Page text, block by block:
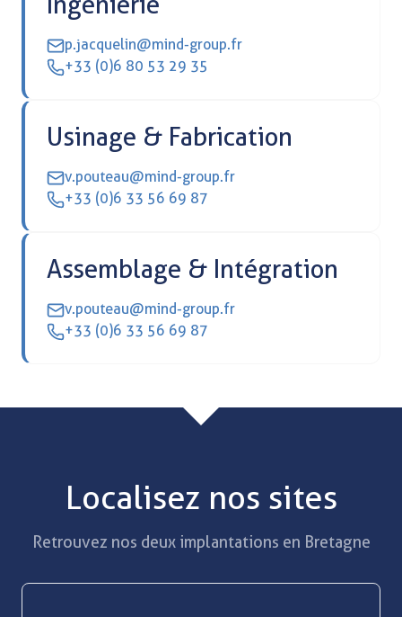
p.jacquelin@mind-group.fr
+33 (0)6 80 53 29 35
Usinage & Fabrication
v.pouteau@mind-group.fr
+33 (0)6 33 56 69 87
Assemblage & Intégration
v.pouteau@mind-group.fr
+33 (0)6 33 56 69 87
Localisez nos sites
Retrouvez nos deux implantations en Bretagne